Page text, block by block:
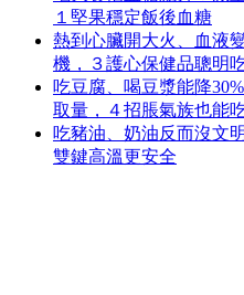
１堅果穩定飯後血糖
熱到心臟開大火、血液
機，３護心保健品聰明
吃豆腐、喝豆漿能降
取量，４招脹氣族也能
吃豬油、奶油反而沒文
雙鍵高溫更安全